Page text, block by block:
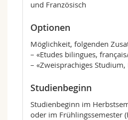
der Industrie und im
Ganz allgemein bietet das
weltweit eine hohe
praxisorientierte
Informatiker besteht.
und Französisch
Optionen
Möglichkeit, folgenden
– «Etudes bilingues,
– «Zweisprachiges
Studienbeginn
Studienbeginn im
oder im Frühlingssemester